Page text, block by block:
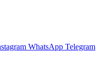
WhatsApp Telegram